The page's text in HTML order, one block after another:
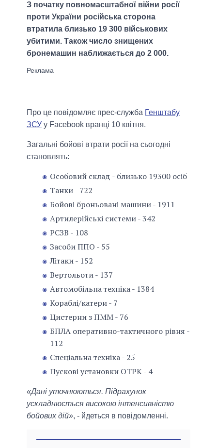
З початку повномасштабної війни росії
проти України російська сторона
втратила близько 19 300 військових
убитими. Також число знищених
бронемашин наближається до 2 000.
Про це повідомляє прес-служба Генштабу
ЗСУ у Facebook вранці 10 квітня.
Загальні бойові втрати росії на сьогодні
становлять:
Особовий склад - близько 19300 осіб
Танки - 722
Бойові броньовані машини - 1911
Артилерійські системи - 342
РСЗВ - 108
Засоби ППО - 55
Літаки - 152
Вертольоти - 137
Автомобільна техніка - 1384
Кораблі/катери - 7
Цистерни з ПММ - 76
БПЛА оперативно-тактичного рівня -
112
Спеціальна техніка - 25
Пускові установки ОТРК - 4
«Дані уточнюються. Підрахунок
ускладнюється високою інтенсивністю
бойових дій», - йдеться в повідомленні.